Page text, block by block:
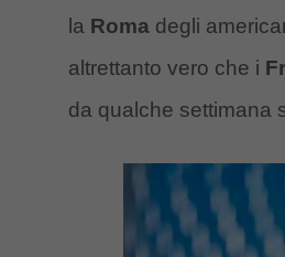
la Roma degli
altrettanto vero che i
da qualche settimana